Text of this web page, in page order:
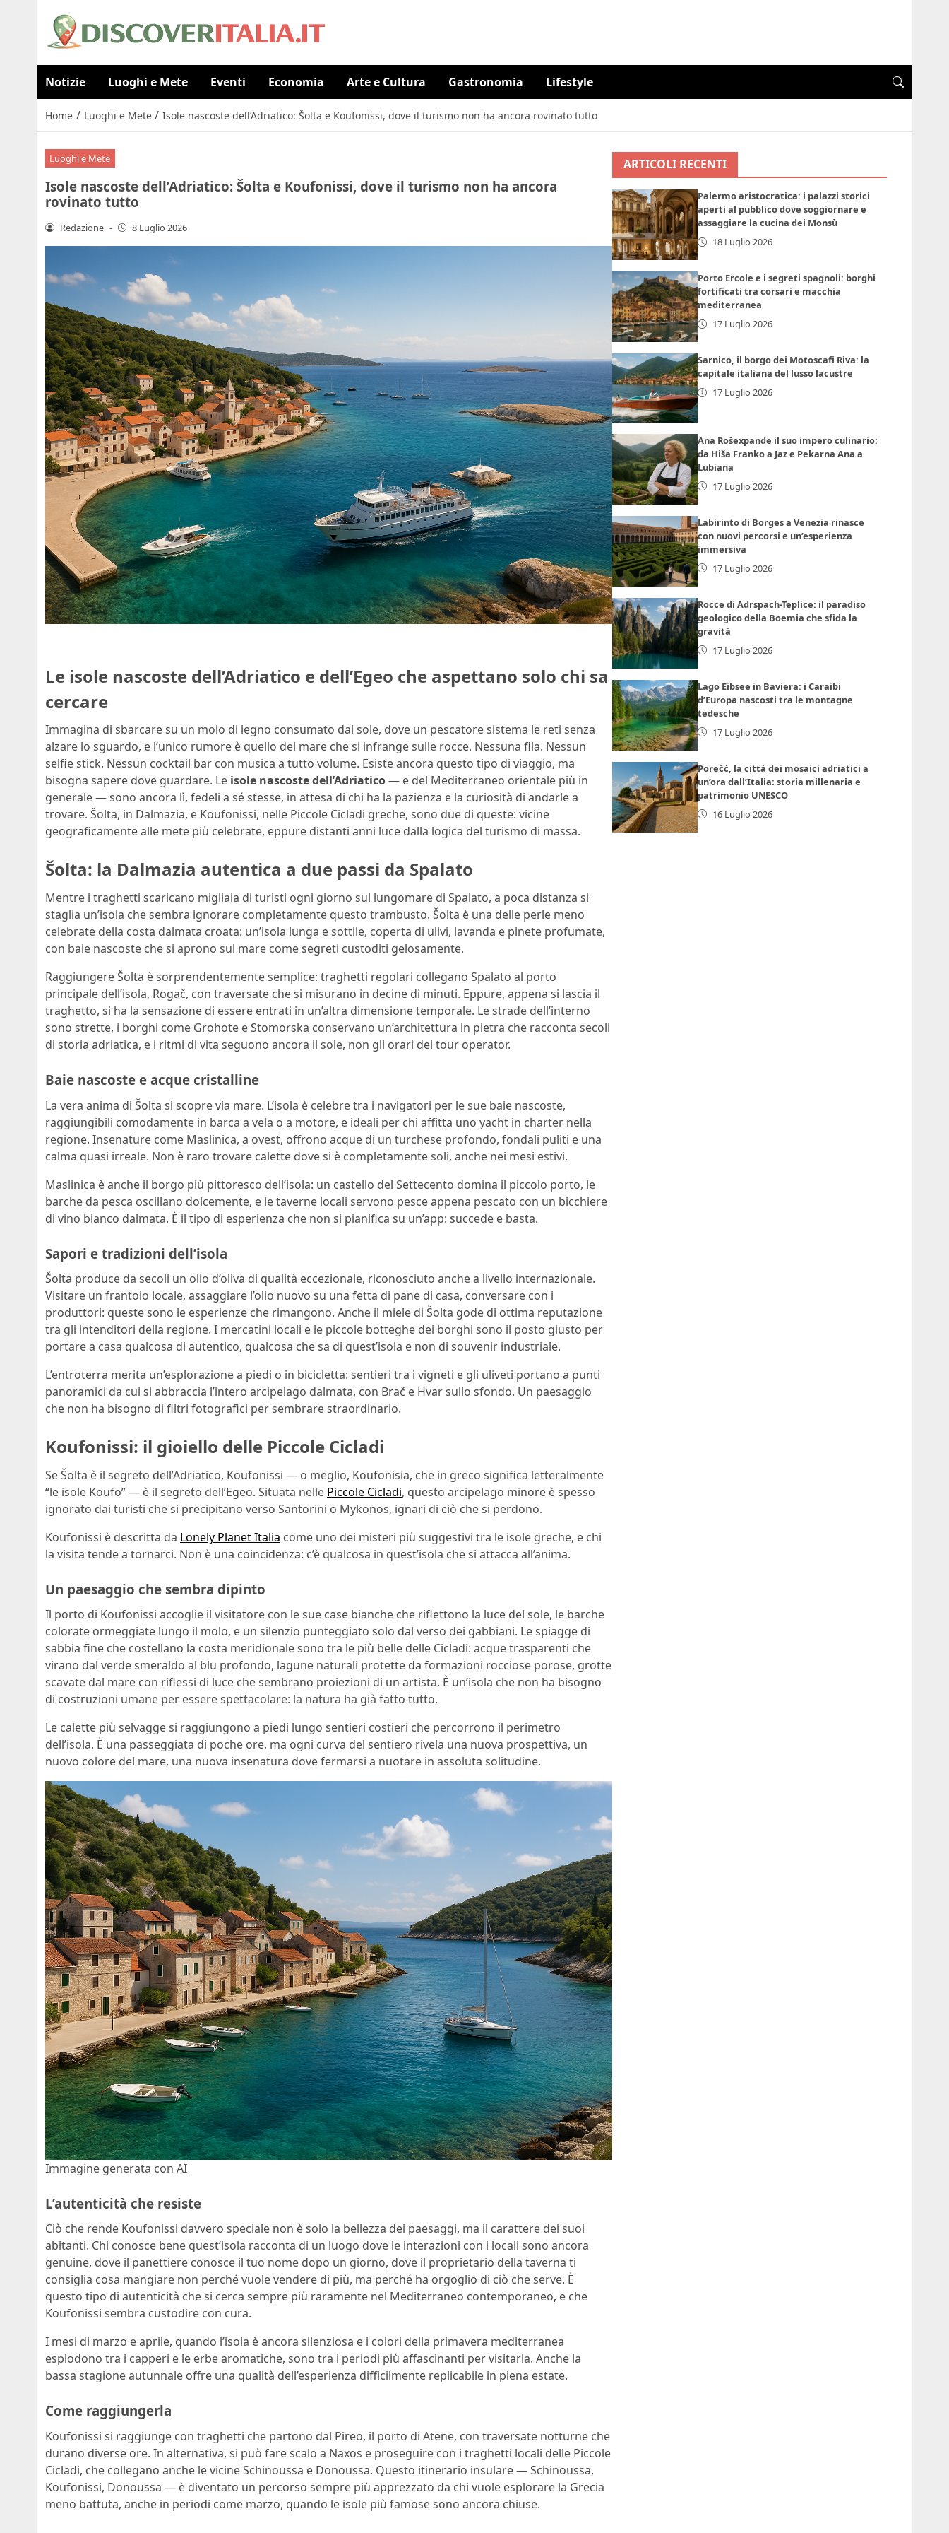
Notizie Luoghi e Mete Eventi Economia Arte e Cultura Gastronomia Lifestyle
Home / Luoghi e Mete / Isole nascoste dell’Adriatico: Šolta e Koufonissi, dove il turismo non ha ancora rovinato tutto
Luoghi e Mete
Isole nascoste dell’Adriatico: Šolta e Koufonissi, dove il turismo non ha ancora
rovinato tutto
Redazione - 8 Luglio 2026
Le isole nascoste dell’Adriatico e dell’Egeo che aspettano solo chi sa
cercare
Immagina di sbarcare su un molo di legno consumato dal sole, dove un pescatore sistema le reti senza
alzare lo sguardo, e l’unico rumore è quello del mare che si infrange sulle rocce. Nessuna fila. Nessun
selfie stick. Nessun cocktail bar con musica a tutto volume. Esiste ancora questo tipo di viaggio, ma
bisogna sapere dove guardare. Le isole nascoste dell’Adriatico— e del Mediterraneo orientale più in
generale — sono ancora lì, fedeli a sé stesse, in attesa di chi ha la pazienza e la curiosità di andarle a
trovare. Šolta, in Dalmazia, e Koufonissi, nelle Piccole Cicladi greche, sono due di queste: vicine
geograficamente alle mete più celebrate, eppure distanti anni luce dalla logica del turismo di massa.
Šolta: la Dalmazia autentica a due passi da Spalato
Mentre i traghetti scaricano migliaia di turisti ogni giorno sul lungomare di Spalato, a poca distanza si
staglia un’isola che sembra ignorare completamente questo trambusto. Šolta è una delle perle meno
celebrate della costa dalmata croata: un’isola lunga e sottile, coperta di ulivi, lavanda e pinete profumate,
con baie nascoste che si aprono sul mare come segreti custoditi gelosamente.
Raggiungere Šolta è sorprendentemente semplice: traghetti regolari collegano Spalato al porto
principale dell’isola, Rogač, con traversate che si misurano in decine di minuti. Eppure, appena si lascia il
traghetto, si ha la sensazione di essere entrati in un’altra dimensione temporale. Le strade dell’interno
sono strette, i borghi come Grohote e Stomorska conservano un’architettura in pietra che racconta secoli
di storia adriatica, e i ritmi di vita seguono ancora il sole, non gli orari dei tour operator.
Baie nascoste e acque cristalline
La vera anima di Šolta si scopre via mare. L’isola è celebre tra i navigatori per le sue baie nascoste,
raggiungibili comodamente in barca a vela o a motore, e ideali per chi affitta uno yacht in charter nella
regione. Insenature come Maslinica, a ovest, offrono acque di un turchese profondo, fondali puliti e una
calma quasi irreale. Non è raro trovare calette dove si è completamente soli, anche nei mesi estivi.
Maslinica è anche il borgo più pittoresco dell’isola: un castello del Settecento domina il piccolo porto, le
barche da pesca oscillano dolcemente, e le taverne locali servono pesce appena pescato con un bicchiere
di vino bianco dalmata. È il tipo di esperienza che non si pianifica su un’app: succede e basta.
Sapori e tradizioni dell’isola
Šolta produce da secoli un olio d’oliva di qualità eccezionale, riconosciuto anche a livello internazionale.
Visitare un frantoio locale, assaggiare l’olio nuovo su una fetta di pane di casa, conversare con i
produttori: queste sono le esperienze che rimangono. Anche il miele di Šolta gode di ottima reputazione
tra gli intenditori della regione. I mercatini locali e le piccole botteghe dei borghi sono il posto giusto per
portare a casa qualcosa di autentico, qualcosa che sa di quest’isola e non di souvenir industriale.
L’entroterra merita un’esplorazione a piedi o in bicicletta: sentieri tra i vigneti e gli uliveti portano a punti
panoramici da cui si abbraccia l’intero arcipelago dalmata, con Brač e Hvar sullo sfondo. Un paesaggio
che non ha bisogno di filtri fotografici per sembrare straordinario.
Koufonissi: il gioiello delle Piccole Cicladi
Se Šolta è il segreto dell’Adriatico, Koufonissi — o meglio, Koufonisia, che in greco significa letteralmente
“le isole Koufo” — è il segreto dell’Egeo. Situata nelle Piccole Cicladi, questo arcipelago minore è spesso
ignorato dai turisti che si precipitano verso Santorini o Mykonos, ignari di ciò che si perdono.
Koufonissi è descritta da Lonely Planet Italia come uno dei misteri più suggestivi tra le isole greche, e chi
la visita tende a tornarci. Non è una coincidenza: c’è qualcosa in quest’isola che si attacca all’anima.
Un paesaggio che sembra dipinto
Il porto di Koufonissi accoglie il visitatore con le sue case bianche che riflettono la luce del sole, le barche
colorate ormeggiate lungo il molo, e un silenzio punteggiato solo dal verso dei gabbiani. Le spiagge di
sabbia fine che costellano la costa meridionale sono tra le più belle delle Cicladi: acque trasparenti che
virano dal verde smeraldo al blu profondo, lagune naturali protette da formazioni rocciose porose, grotte
scavate dal mare con riflessi di luce che sembrano proiezioni di un artista. È un’isola che non ha bisogno
di costruzioni umane per essere spettacolare: la natura ha già fatto tutto.
Le calette più selvagge si raggiungono a piedi lungo sentieri costieri che percorrono il perimetro
dell’isola. È una passeggiata di poche ore, ma ogni curva del sentiero rivela una nuova prospettiva, un
nuovo colore del mare, una nuova insenatura dove fermarsi a nuotare in assoluta solitudine.
Immagine generata con AI
L’autenticità che resiste
Ciò che rende Koufonissi davvero speciale non è solo la bellezza dei paesaggi, ma il carattere dei suoi
abitanti. Chi conosce bene quest’isola racconta di un luogo dove le interazioni con i locali sono ancora
genuine, dove il panettiere conosce il tuo nome dopo un giorno, dove il proprietario della taverna ti
consiglia cosa mangiare non perché vuole vendere di più, ma perché ha orgoglio di ciò che serve. È
questo tipo di autenticità che si cerca sempre più raramente nel Mediterraneo contemporaneo, e che
Koufonissi sembra custodire con cura.
I mesi di marzo e aprile, quando l’isola è ancora silenziosa e i colori della primavera mediterranea
esplodono tra i capperi e le erbe aromatiche, sono tra i periodi più affascinanti per visitarla. Anche la
bassa stagione autunnale offre una qualità dell’esperienza difficilmente replicabile in piena estate.
Come raggiungerla
Koufonissi si raggiunge con traghetti che partono dal Pireo, il porto di Atene, con traversate notturne che
durano diverse ore. In alternativa, si può fare scalo a Naxos e proseguire con i traghetti locali delle Piccole
Cicladi, che collegano anche le vicine Schinoussa e Donoussa. Questo itinerario insulare — Schinoussa,
Koufonissi, Donoussa — è diventato un percorso sempre più apprezzato da chi vuole esplorare la Grecia
meno battuta, anche in periodi come marzo, quando le isole più famose sono ancora chiuse.
ARTICOLI RECENTI
Palermo aristocratica: i palazzi storici
aperti al pubblico dove soggiornare e
assaggiare la cucina dei Monsù
18 Luglio 2026
Porto Ercole e i segreti spagnoli: borghi
fortificati tra corsari e macchia
mediterranea
17 Luglio 2026
Sarnico, il borgo dei Motoscafi Riva: la
capitale italiana del lusso lacustre
17 Luglio 2026
Ana Rošexpande il suo impero culinario:
da Hiša Franko a Jaz e Pekarna Ana a
Lubiana
17 Luglio 2026
Labirinto di Borges a Venezia rinasce
con nuovi percorsi e un’esperienza
immersiva
17 Luglio 2026
Rocce di Adrspach-Teplice: il paradiso
geologico della Boemia che sfida la
gravità
17 Luglio 2026
Lago Eibsee in Baviera: i Caraibi
d’Europa nascosti tra le montagne
tedesche
17 Luglio 2026
Porečć, la città dei mosaici adriatici a
un’ora dall’Italia: storia millenaria e
patrimonio UNESCO
16 Luglio 2026